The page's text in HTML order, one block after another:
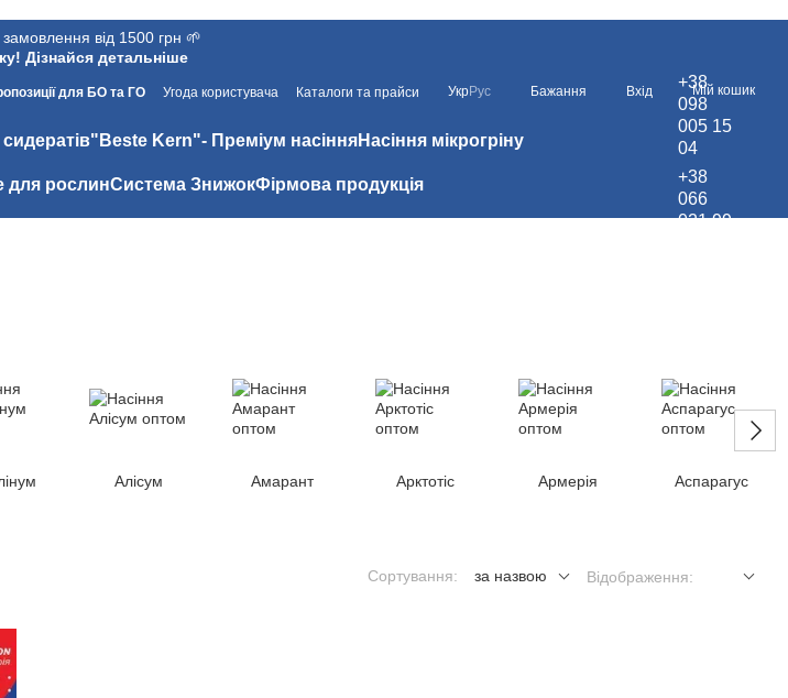
від 1500 грн 🌱
Дізнайся детальніше
для БО та ГО Угода користувача
Каталоги та прайси
УкрРус Бажання Вхід Мій кошик
сидератів"Beste Kern"- Преміум насінняНасіння мікрогріну
для рослинСистема ЗнижокФірмова продукція
+38
098
005 15
04
+38
066
021 99
Алісум Амарант Арктотіс Армерія Аспарагус
Сортування: за назвою Відображення: